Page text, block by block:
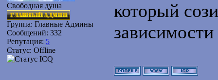
Свободная душа
Группа: Главные Админы
Сообщений: 332
Репутация: 5
Статус: Offline
который